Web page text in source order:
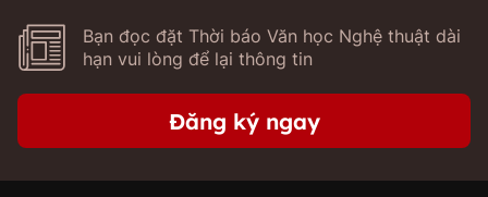
Bạn đọc đặt Thời báo Văn học Nghệ thuật dài
hạn vui lòng để lại thông tin
Đăng ký ngay